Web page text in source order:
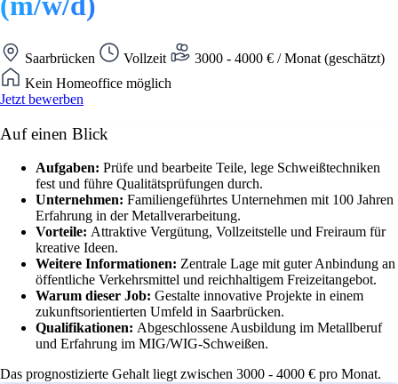
Saarbrücken Vollzeit
3000 - 4000 € / Monat (geschätzt)
Kein Homeoffice möglich
Jetzt bewerben
Auf einen Blick
Aufgaben: Prüfe und bearbeite Teile, lege Schweißtechniken
fest und führe Qualitätsprüfungen durch.
Unternehmen: Familiengeführtes Unternehmen mit 100 Jahren
Erfahrung in der Metallverarbeitung.
Vorteile: Attraktive Vergütung, Vollzeitstelle und Freiraum für
kreative Ideen.
Weitere Informationen: Zentrale Lage mit guter Anbindung an
öffentliche Verkehrsmittel und reichhaltigem Freizeitangebot.
Warum dieser Job: Gestalte innovative Projekte in einem
zukunftsorientierten Umfeld in Saarbrücken.
Qualifikationen: Abgeschlossene Ausbildung im Metallberuf
und Erfahrung im MIG/WIG-Schweißen.
Das prognostizierte Gehalt liegt zwischen 3000 - 4000 € pro Monat.